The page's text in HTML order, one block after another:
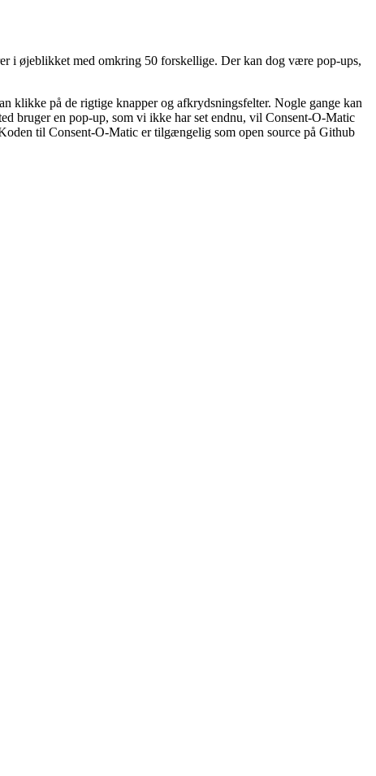
i øjeblikket med omkring 50 forskellige. Der kan dog være pop-ups,
klikke på de rigtige knapper og afkrydsningsfelter. Nogle gange kan
bruger en pop-up, som vi ikke har set endnu, vil Consent-O-Matic
til Consent-O-Matic er tilgængelig som open source på Github